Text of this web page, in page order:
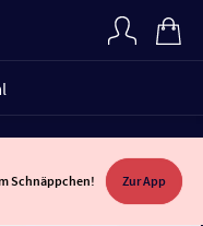
Schnäppchen! Zur App